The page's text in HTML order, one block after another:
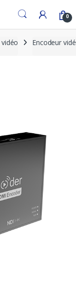
0
Encodeur